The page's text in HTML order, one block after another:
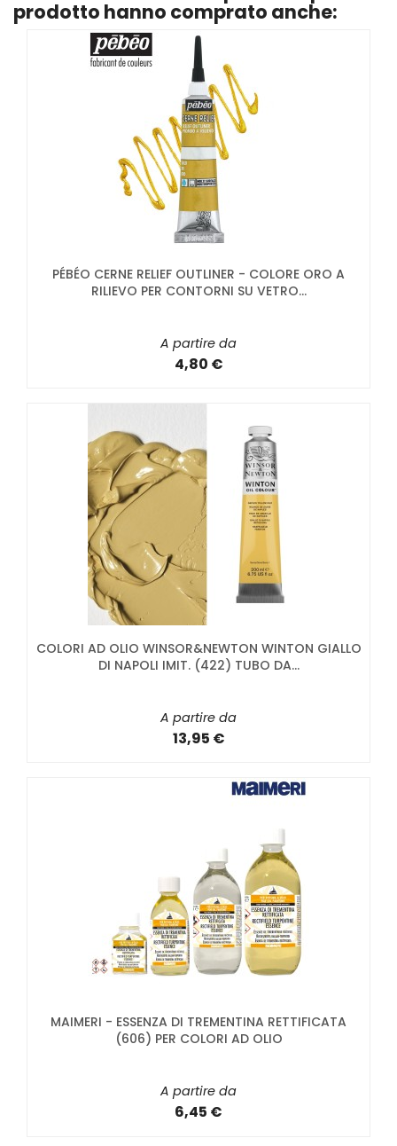
prodotto hanno comprato anche:
PÉBÉO CERNE RELIEF OUTLINER - COLORE ORO A
RILIEVO PER CONTORNI SU VETRO...
A partire da
4,80 €
COLORI AD OLIO WINSOR&NEWTON WINTON GIALLO
DI NAPOLI IMIT. (422) TUBO DA...
A partire da
13,95 €
MAIMERI - ESSENZA DI TREMENTINA RETTIFICATA
(606) PER COLORI AD OLIO
A partire da
6,45 €